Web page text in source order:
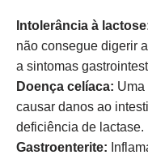
Intolerância à
não consegue digerir
a sintomas
Doença celíaca: Uma
causar danos ao
deficiência de lactase.
Gastroenterite: